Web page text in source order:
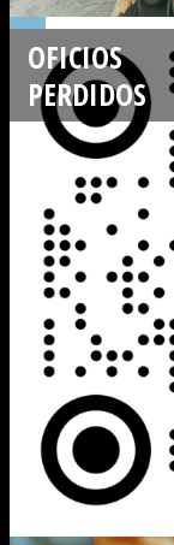
OFICIOS
PERDIDOS